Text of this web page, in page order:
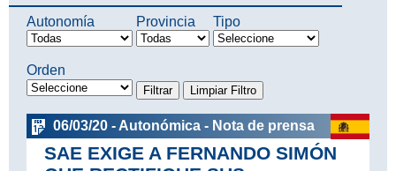
Autonomía Provincia Tipo
Orden
06/03/20 - Autonómica - Nota de prensa
SAE EXIGE A FERNANDO SIMÓN